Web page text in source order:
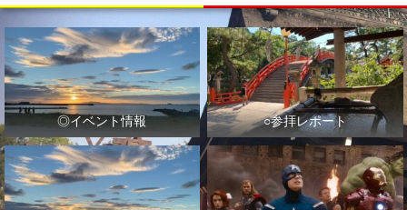
◎イベント情報 ○参拝レポート